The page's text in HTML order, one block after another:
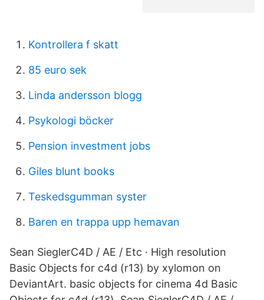
Kontrollera f skatt
85 euro sek
Linda andersson blogg
Psykologi böcker
Pension investment jobs
Giles blunt books
Teskedsgumman syster
Baren en trappa upp hemavan
Sean SieglerC4D / AE / Etc · High resolution
Basic Objects for c4d (r13) by xylomon on
DeviantArt. basic objects for cinema 4d Basic